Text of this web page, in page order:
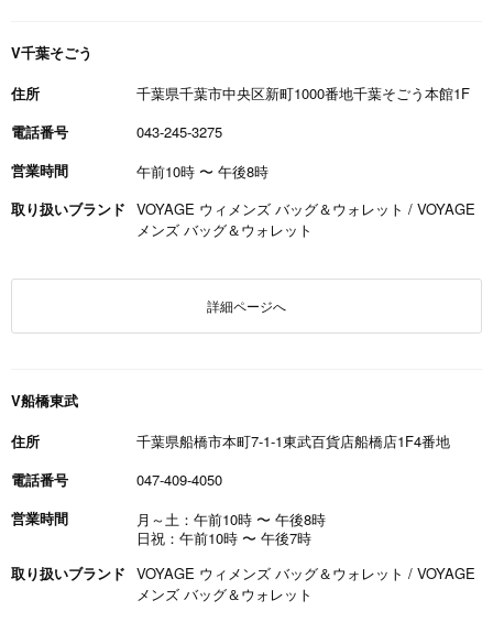
V千葉そごう
住所
千葉県千葉市中央区新町1000番地千葉そごう本館1F
電話番号
043-245-3275
営業時間
午前10時 〜 午後8時
取り扱いブランド VOYAGE ウィメンズ バッグ＆ウォレット / VOYAGE
メンズ バッグ＆ウォレット
詳細ページへ
V船橋東武
住所
千葉県船橋市本町7-1-1東武百貨店船橋店1F4番地
電話番号
047-409-4050
営業時間
月～土：午前10時 〜 午後8時
日祝：午前10時 〜 午後7時
取り扱いブランド VOYAGE ウィメンズ バッグ＆ウォレット / VOYAGE
メンズ バッグ＆ウォレット